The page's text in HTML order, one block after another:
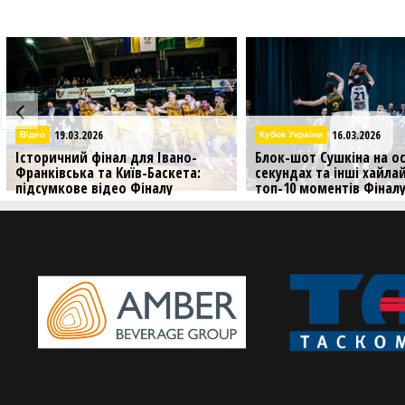
Кубок України 16.03.2026
Блок-шот Сушкіна на останніх
секундах та інші хайлайти — в
топ-10 моментів Фіналу
Кубок України 16.03.2026
Аншлаг у Франківську і
Київ-Баскета: яскраві
Фіналу чотирьох Кубка
Дивіться яскраві фото з